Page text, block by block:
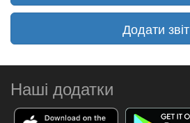
Додати звіт
Наші додатки